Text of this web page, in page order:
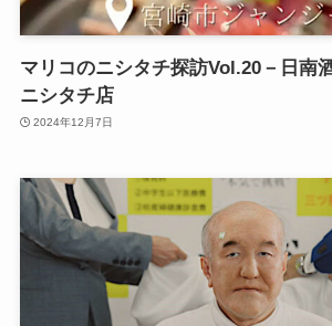
マリコのニシタチ探訪Vol.20－日南
ニシタチ店
2024年12月7日